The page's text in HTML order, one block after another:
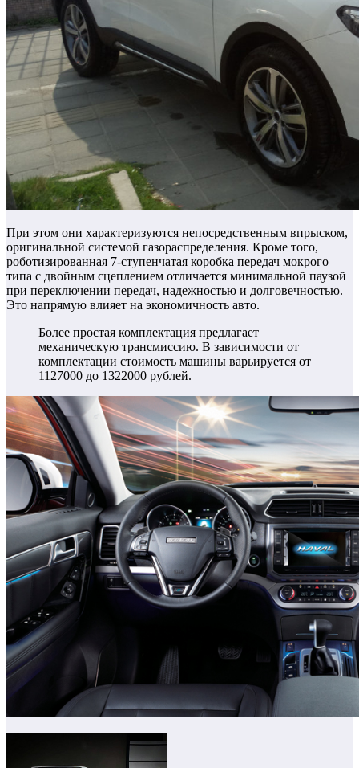
При этом они характеризуются непосредственным впрыском,
оригинальной системой газораспределения. Кроме того,
роботизированная 7-ступенчатая коробка передач мокрого
типа с двойным сцеплением отличается минимальной паузой
при переключении передач, надежностью и долговечностью.
Это напрямую влияет на экономичность авто.
Более простая комплектация предлагает
механическую трансмиссию. В зависимости от
комплектации стоимость машины варьируется от
1127000 до 1322000 рублей.